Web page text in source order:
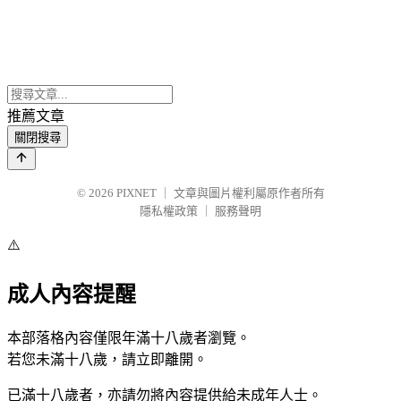
推薦文章
關閉搜尋
© 2026 PIXNET
文章與圖片權利屬原作者所有
隱私權政策
服務聲明
⚠️
成人內容提醒
本部落格內容僅限年滿十八歲者瀏覽。
若您未滿十八歲，請立即離開。
已滿十八歲者，亦請勿將內容提供給未成年人士。